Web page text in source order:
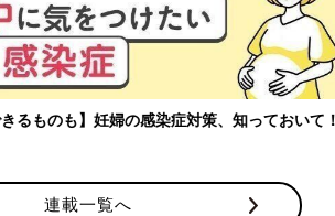
ものも】妊婦の感染症対策、知っておいて！
連載一覧へ